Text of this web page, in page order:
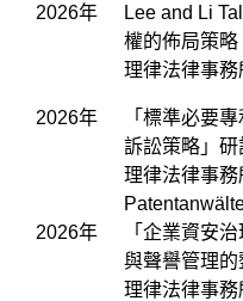
2026年
Lee and Li
權的佈局策略
理律法律事
2026年
「標準必要
訴訟策略」研
理律法律事
2026年
「企業資安
與聲譽管理的
理律法律事務